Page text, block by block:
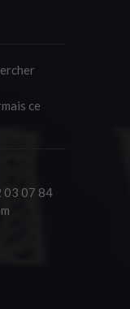
ce
03 07 84